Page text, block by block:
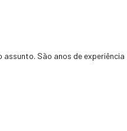
São anos de